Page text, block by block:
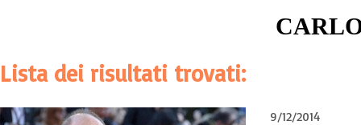
Lista dei risultati trovati:
9/12/2014